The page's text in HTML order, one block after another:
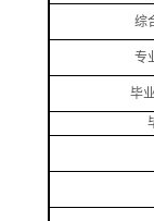
综
专
毕